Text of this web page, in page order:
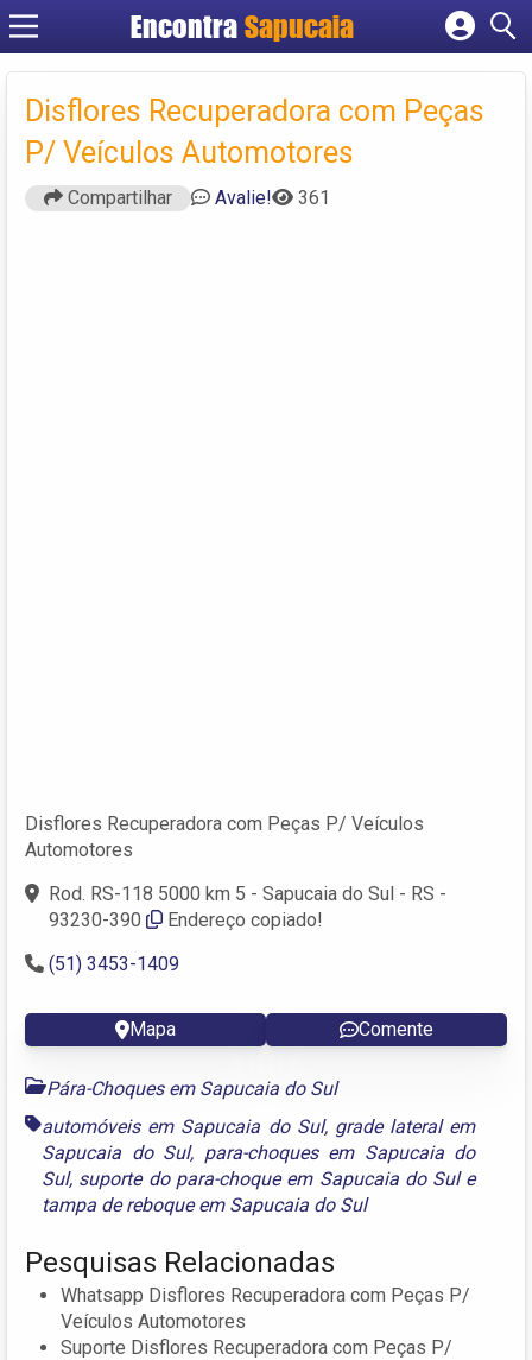
Encontra
Cadastrar empresa
Criar conta
Disflores Recuperadora com Peças
P/ Veículos Automotores
Compartilhar Avalie! 361
Disflores Recuperadora com Peças P/ Veículos
Automotores
Rod. RS-118 5000 km 5 - Sapucaia do Sul - RS -
93230-390
Endereço copiado!
(51) 3453-1409
Mapa Comente
Pára-Choques em Sapucaia do Sul
automóveis em Sapucaia do Sul, grade lateral em
Sapucaia do Sul, para-choques em Sapucaia do
Sul, suporte do para-choque em Sapucaia do Sule
tampa de reboque em Sapucaia do Sul
Pesquisas Relacionadas
Whatsapp Disflores Recuperadora com Peças P/
Veículos Automotores
Suporte Disflores Recuperadora com Peças P/